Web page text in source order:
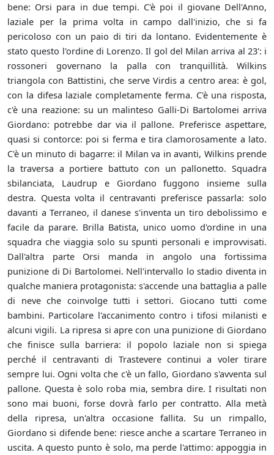
bene: Orsi para in due tempi. C'è poi il giovane Dell'Anno,
laziale per la prima volta in campo dall'inizio, che si fa
pericoloso con un paio di tiri da lontano. Evidentemente è
stato questo l'ordine di Lorenzo. Il gol del Milan arriva al 23': i
rossoneri governano la palla con tranquillità. Wilkins
triangola con Battistini, che serve Virdis a centro area: è gol,
con la difesa laziale completamente ferma. C'è una risposta,
c'è una reazione: su un malinteso Galli-Di Bartolomei arriva
Giordano: potrebbe dar via il pallone. Preferisce aspettare,
quasi si contorce: poi si ferma e tira clamorosamente a lato.
C'è un minuto di bagarre: il Milan va in avanti, Wilkins prende
la traversa a portiere battuto con un pallonetto. Squadra
sbilanciata, Laudrup e Giordano fuggono insieme sulla
destra. Questa volta il centravanti preferisce passarla: solo
davanti a Terraneo, il danese s'inventa un tiro debolissimo e
facile da parare. Brilla Batista, unico uomo d'ordine in una
squadra che viaggia solo su spunti personali e improvvisati.
Dall'altra parte Orsi manda in angolo una fortissima
punizione di Di Bartolomei. Nell'intervallo lo stadio diventa in
qualche maniera protagonista: s'accende una battaglia a palle
di neve che coinvolge tutti i settori. Giocano tutti come
bambini. Particolare l'accanimento contro i tifosi milanisti e
alcuni vigili. La ripresa si apre con una punizione di Giordano
che finisce sulla barriera: il popolo laziale non si spiega
perché il centravanti di Trastevere continui a voler tirare
sempre lui. Ogni volta che c'è un fallo, Giordano s'avventa sul
pallone. Questa è solo roba mia, sembra dire. I risultati non
sono mai buoni, forse dovrà farlo per contratto. Alla metà
della ripresa, un'altra occasione fallita. Su un rimpallo,
Giordano si difende bene: riesce anche a scartare Terraneo in
uscita. A questo punto è solo, ma perde l'attimo: appoggia in